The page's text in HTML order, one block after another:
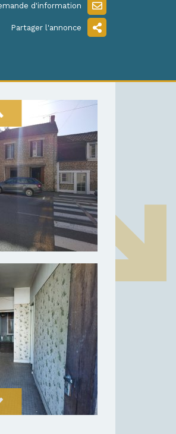
d'information
Partager l'annonce